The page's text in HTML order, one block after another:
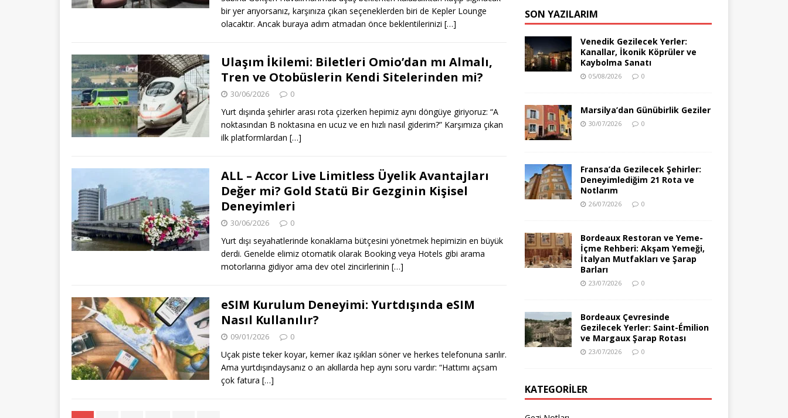
bir yer arıyorsanız, karşınıza çıkan seçeneklerden biri de Kepler Lounge
olacaktır. Ancak buraya adım atmadan önce beklentilerinizi […]
Ulaşım İkilemi: Biletleri Omio’dan mı Almalı,
Tren ve Otobüslerin Kendi Sitelerinden mi?
30/06/2026 0
Yurt dışında şehirler arası rota çizerken hepimiz aynı döngüye giriyoruz: “A
noktasından B noktasına en ucuz ve en hızlı nasıl giderim?” Karşımıza çıkan
ilk platformlardan […]
ALL – Accor Live Limitless Üyelik Avantajları
Değer mi? Gold Statü Bir Gezginin Kişisel
Deneyimleri
30/06/2026 0
Yurt dışı seyahatlerinde konaklama bütçesini yönetmek hepimizin en büyük
derdi. Genelde elimiz otomatik olarak Booking veya Hotels gibi arama
motorlarına gidiyor ama dev otel zincirlerinin […]
eSIM Kurulum Deneyimi: Yurtdışında eSIM
Nasıl Kullanılır?
09/01/2026 0
Uçak piste teker koyar, kemer ikaz ışıkları söner ve herkes telefonuna sarılır.
Ama yurtdışındaysanız o an akıllarda hep aynı soru vardır: “Hattımı açsam
çok fatura […]
SON YAZILARIM
Venedik Gezilecek Yerler:
Kanallar, İkonik Köprüler ve
Kaybolma Sanatı
05/08/2026 0
Marsilya’dan Günübirlik Geziler
30/07/2026 0
Fransa’da Gezilecek Şehirler:
Deneyimlediğim 21 Rota ve
Notlarım
26/07/2026 0
Bordeaux Restoran ve Yeme-
İçme Rehberi: Akşam Yemeği,
İtalyan Mutfakları ve Şarap
Barları
23/07/2026 0
Bordeaux Çevresinde
Gezilecek Yerler: Saint-Émilion
ve Margaux Şarap Rotası
23/07/2026 0
KATEGORILER